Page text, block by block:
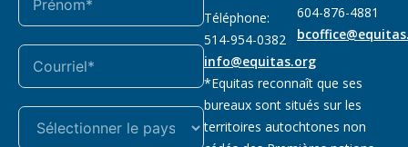
Téléphone:
514-954-0382
info@equitas.org
604-876-4881
*Equitas reconnaît que ses
bureaux sont situés sur les
territoires autochtones non